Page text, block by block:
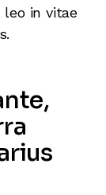
in vitae